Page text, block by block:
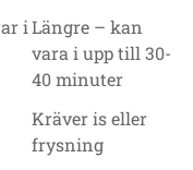
iLängre – kan
vara i upp till 30-
40 minuter
Kräver is eller
frysning